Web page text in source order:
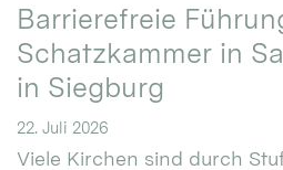
Barrierefreie
Schatzkammer in
in Siegburg
22. Juli 2026
Viele Kirchen sind durch